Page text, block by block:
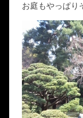
お庭もやっぱり